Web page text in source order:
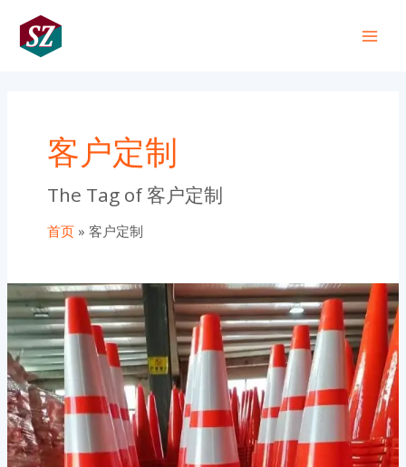
客户定制
The Tag of 客户定制
首页 客户定制